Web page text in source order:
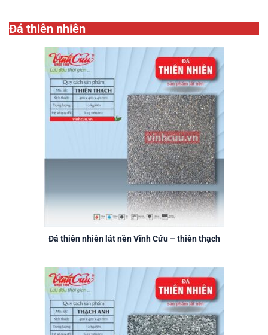
Đá thiên nhiên
Đá thiên nhiên lát nền Vĩnh Cửu – thiên thạch